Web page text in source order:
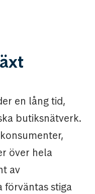
en lång tid,
butiksnätverk.
över hela
av
förväntas stiga